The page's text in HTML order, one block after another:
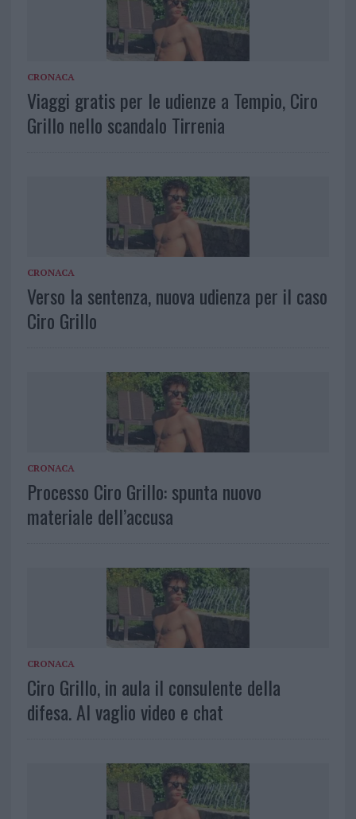
CRONACA
Viaggi gratis per le udienze a Tempio, Ciro
Grillo nello scandalo Tirrenia
CRONACA
Verso la sentenza, nuova udienza per il caso
Ciro Grillo
CRONACA
Processo Ciro Grillo: spunta nuovo
materiale dell’accusa
CRONACA
Ciro Grillo, in aula il consulente della
difesa. Al vaglio video e chat